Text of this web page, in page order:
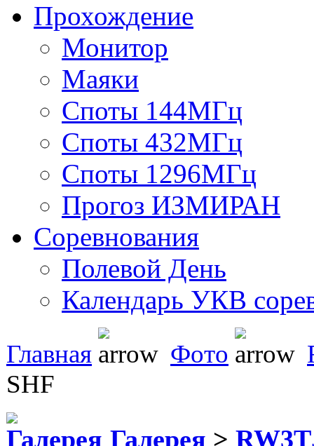
Прохождение
Монитор
Маяки
Споты 144МГц
Споты 432МГц
Споты 1296МГц
Прогоз ИЗМИРАН
Соревнования
Полевой День
Календарь УКВ
Главная Фото
SHF
Галерея >